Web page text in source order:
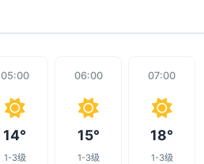
05:00
14°
1-3级
06:00
15°
1-3级
07:00
18°
1-3级